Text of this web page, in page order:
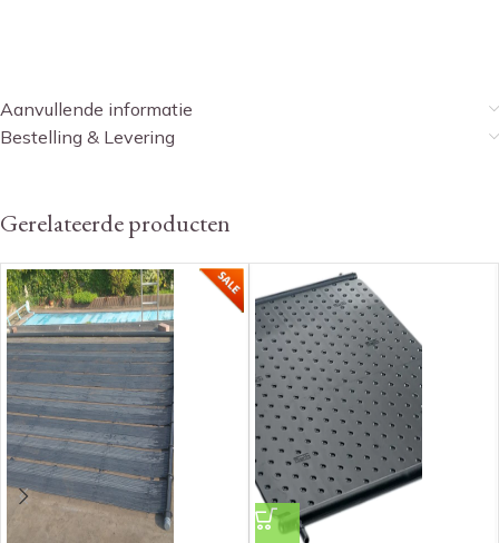
Aanvullende informatie
Bestelling & Levering
Gerelateerde producten